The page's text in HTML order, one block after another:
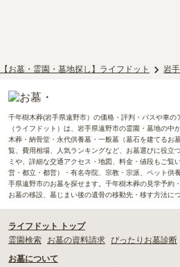
【お墓・霊園・墓地探し】ライフドット 岩
千年樹木葬(岩手県遠野市）の価格・評判・バスや車
（ライフドット）は、岩手県遠野市の霊園・墓地の中
木葬・納骨堂・永代供養墓・一般墓（墓石を建てるお
覧、費用相場、人気ランキングなど、お墓選びに役立
ミや、詳細な交通アクセス・地図、料金・値段もご覧
営・都立・都営）・有名寺院、宗教・宗派、ペット供
手県遠野市のお墓を探せます。千年樹木葬の見学予約
お墓の移設、墓じまい後の遺骨の移動先・移す方法に
ライフドット トップ
霊園検索
お墓の資料請求 ぴったりお墓診断
お墓について